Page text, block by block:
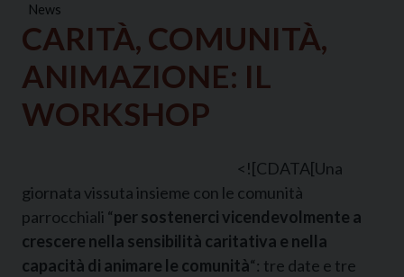
News
CARITÀ, COMUNITÀ,
ANIMAZIONE: IL
WORKSHOP
<![CDATA[Una
giornata vissuta insieme con le comunità
parrocchiali “per sostenerci vicendevolmente a
crescere nella sensibilità caritativa e nella
capacità di animare le comunità“: tre date e tre